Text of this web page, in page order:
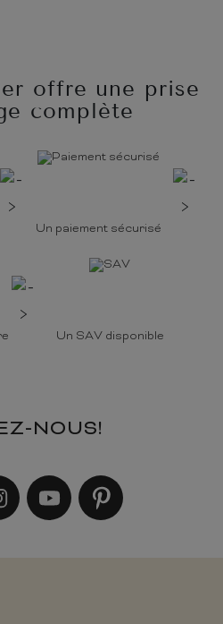
offre une prise
complète
Un paiement sécurisé
Un SAV disponible
NOUS!